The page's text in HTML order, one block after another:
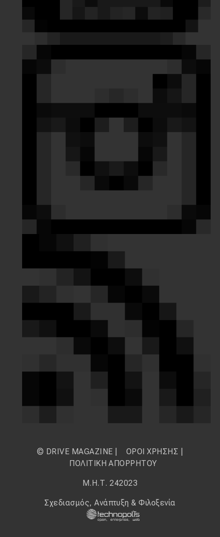
© DRIVE MAGAZINE | ΟΡΟΙ ΧΡΗΣΗΣ
ΠΟΛΙΤΙΚΗ ΑΠΟΡΡΗΤΟΥ
Μ.Η.Τ. 242023
Σχεδιασμός, Ανάπτυξη & Φιλοξενία